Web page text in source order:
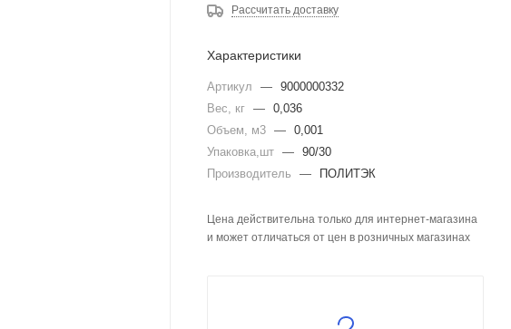
Рассчитать доставку
Характеристики
Артикул — 9000000332
Вес, кг — 0,036
Объем, м3 — 0,001
Упаковка,шт — 90/30
Производитель
— ПОЛИТЭК
Цена действительна только для интернет-магазина
и может отличаться от цен в розничных магазинах